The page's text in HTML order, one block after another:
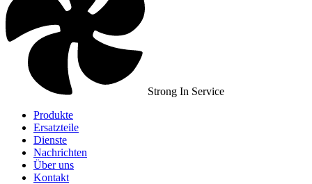
Strong In Service
Produkte
Ersatzteile
Dienste
Nachrichten
Über uns
Kontakt